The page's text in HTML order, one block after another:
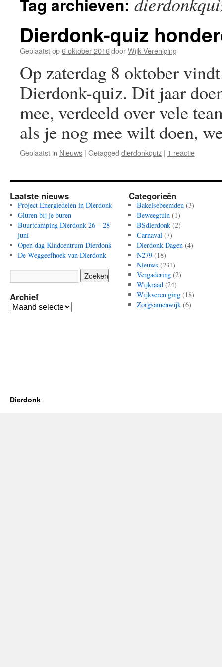
Tag archieven:
Dierdonk-quiz
Geplaatst op6 oktober 2016doorWijk Vereniging
Op zaterdag 8 oktober
Dierdonk-quiz. Dit jaar
mee, verdeeld over vele
als je nog mee wilt doen,
Geplaatst in Nieuws | Getagged dierdonkquiz | 1 reactie
Laatste nieuws
Project Energiedelen in Dierdonk
Gluren bij je buren
Buurtcamping Dierdonk 26 – 28
juni
Open dag Kindcentrum Dierdonk
De Weggeefhoek van Dierdonk
Archief
Archief
Categorieën
Bakelsebeemden(3)
Beweegtuin(1)
BSdierdonk(2)
Carnaval(7)
Dierdonk Dagen(4)
N279(18)
Nieuws (231)
Vergadering(2)
Wijkraad(24)
Wijkvereniging(18)
Zorgsamenwijk(6)
Dierdonk